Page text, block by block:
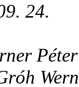
24.
Péter